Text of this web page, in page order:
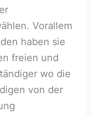
Vorallem
haben sie
freien und
wo die
von der